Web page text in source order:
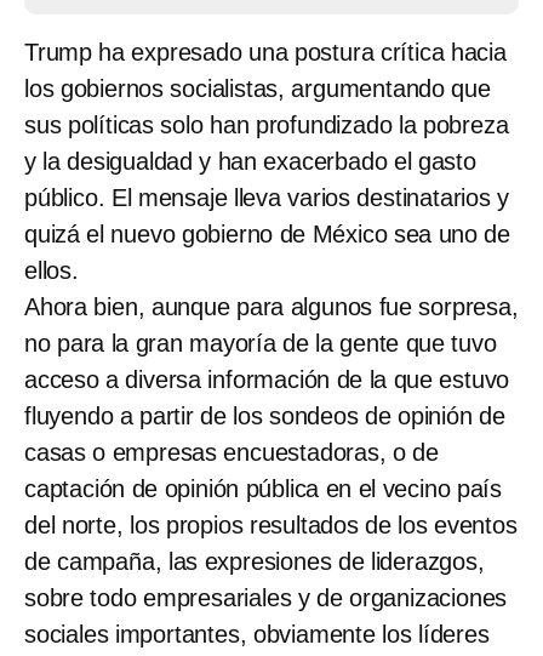
Trump ha expresado una postura crítica hacia
los gobiernos socialistas, argumentando que
sus políticas solo han profundizado la pobreza
y la desigualdad y han exacerbado el gasto
público. El mensaje lleva varios destinatarios y
quizá el nuevo gobierno de México sea uno de
ellos.
Ahora bien, aunque para algunos fue sorpresa,
no para la gran mayoría de la gente que tuvo
acceso a diversa información de la que estuvo
fluyendo a partir de los sondeos de opinión de
casas o empresas encuestadoras, o de
captación de opinión pública en el vecino país
del norte, los propios resultados de los eventos
de campaña, las expresiones de liderazgos,
sobre todo empresariales y de organizaciones
sociales importantes, obviamente los líderes